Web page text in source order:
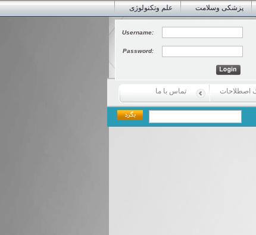
پزشکی وسلامت علم وتکنولوژی
Username:
Password:
اصطلاحات تماس با ما